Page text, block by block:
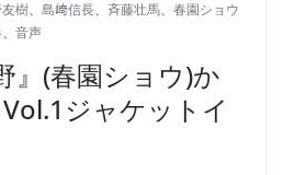
樹、 島﨑信長、 斉藤壮馬、 春園ショウ
、 音声
』(春園ショウ)か
ジャケットイ